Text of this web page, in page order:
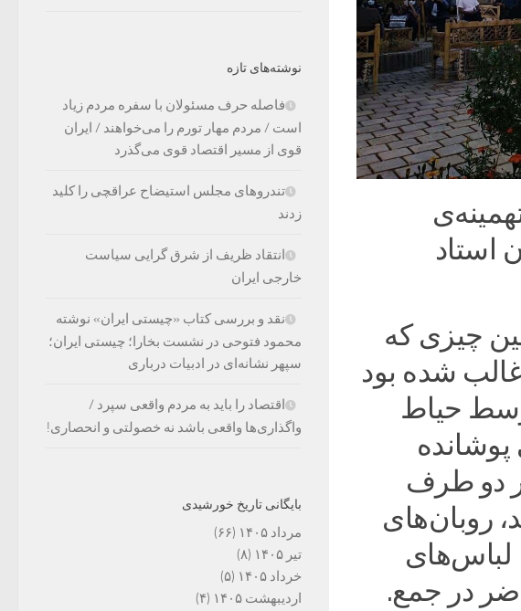
استاد
چیزی که
شده بود
وسط حیاط
دو طرف
روبان‌های
در جمع.
نوشته‌های تازه
فاصله حرف مسئولان با سفره مردم زیاد
است / مردم مهار تورم را می‌خواهند / ایران
قوی از مسیر اقتصاد قوی می‌گذرد
تندروهای مجلس استیضاح عراقچی را کلید
زدند
انتقاد ظریف از شرق گرایی سیاست
خارجی ایران
نقد و بررسی کتاب «چیستی ایران» نوشته
محمود فتوحی در نشست بخارا؛ چیستی ایران؛
سپهر نشانه‌ای در ادبیات درباری
اقتصاد را باید به مردم واقعی سپرد /
واگذاری‌ها واقعی باشد نه خصولتی و انحصاری!
بایگانی تاریخ خورشیدی
مرداد ۱۴۰۵
(۶۶)
تیر ۱۴۰۵
(۸)
خرداد ۱۴۰۵
(۵)
اردیبهشت ۱۴۰۵
(۴)